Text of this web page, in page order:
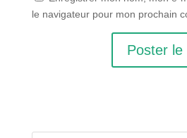
le navigateur pour mon prochain